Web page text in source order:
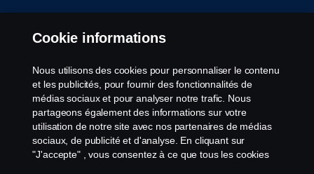
Cookie informations
Nous utilisons des cookies pour personnaliser le contenu
et les publicités, pour fournir des fonctionnalités de
médias sociaux et pour analyser notre trafic. Nous
partageons également des informations sur votre
utilisation de notre site avec nos partenaires de médias
sociaux, de publicité et d'analyse. En cliquant sur
"J'accepte" , vous consentez à ce que tous les cookies